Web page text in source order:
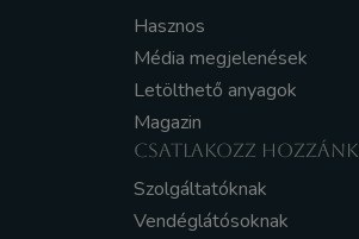
Hasznos
Média megjelenések
Letölthető anyagok
Magazin
CSATLAKOZZ HOZZÁNK
Szolgáltatóknak
Vendéglátósoknak